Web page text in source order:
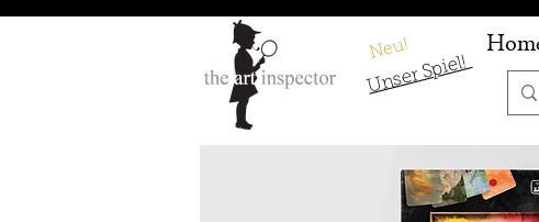
Unser Spiel!
Neu!